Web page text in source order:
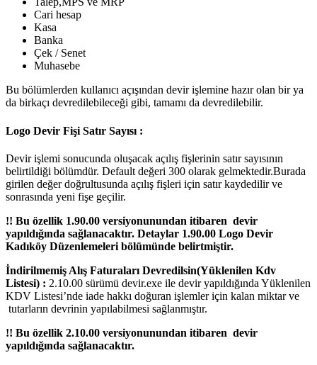
Cari hesap
Kasa
Banka
Çek / Senet
Muhasebe
Bu bölümlerden kullanıcı açışından devir işlemine hazır olan bir ya
da birkaçı devredilebileceği gibi, tamamı da devredilebilir.
Logo Devir Fişi Satır Sayısı :
Devir işlemi sonucunda oluşacak açılış fişlerinin satır sayısının
belirtildiği bölümdür. Default değeri 300 olarak gelmektedir.Burada
girilen değer doğrultusunda açılış fişleri için satır kaydedilir ve
sonrasında yeni fişe geçilir.
!! Bu özellik 1.90.00 versiyonunundan itibaren devir
yapıldığında sağlanacaktır. Detaylar 1.90.00 Logo Devir
Kadıköy Düzenlemeleri bölümünde belirtmiştir.
İndirilmemiş Alış Faturaları Devredilsin(Yüklenilen Kdv
Listesi) : 2.10.00 sürümü devir.exe ile devir yapıldığında Yüklenilen
KDV Listesi’nde iade hakkı doğuran işlemler için kalan miktar ve
tutarların devrinin yapılabilmesi sağlanmıştır.
!! Bu özellik 2.10.00 versiyonunundan itibaren devir
yapıldığında sağlanacaktır.